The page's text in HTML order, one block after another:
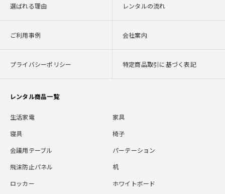
選ばれる理由 レンタルの流れ
ご利用事例 会社案内
プライバシーポリシー 特定商品取引に基づく表記
レンタル商品一覧
生活家電
家具
寝具
椅子
会議用テーブル
パーテーション
飛沫防止パネル
机
ロッカー
ホワイトボード